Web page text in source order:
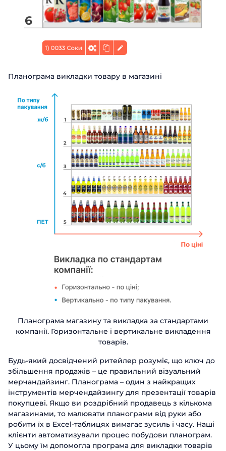
Планограма викладки товару в магазині
Планограма магазину та викладка за стандартами
компанії. Горизонтальне і вертикальне викладення
товарів.
Будь-який досвідчений ритейлер розуміє, що ключ до
збільшення продажів – це правильний візуальний
мерчандайзинг. Планограма – один з найкращих
інструментів мерчендайзингу для презентації товарів
покупцеві. Якщо ви роздрібний продавець з кількома
магазинами, то малювати планограми від руки або
робити їх в Excel-таблицях вимагає зусиль і часу. Наші
клієнти автоматизували процес побудови планограм.
У цьому їм допомогла програма для викладки товарів